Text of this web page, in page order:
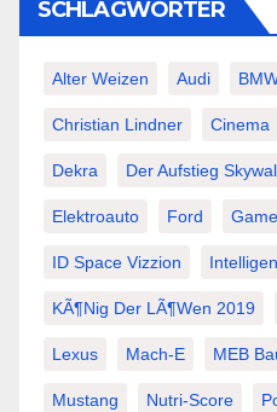
SCHLAGWÖRTER
Alter Weizen Audi
Christian Lindner Cinema
Dekra Der Aufstieg
Elektroauto Ford
ID Space Vizzion
KÃ¶nig Der LÃ¶wen 2019
Lexus Mach-E MEB
Mustang Nutri-Score